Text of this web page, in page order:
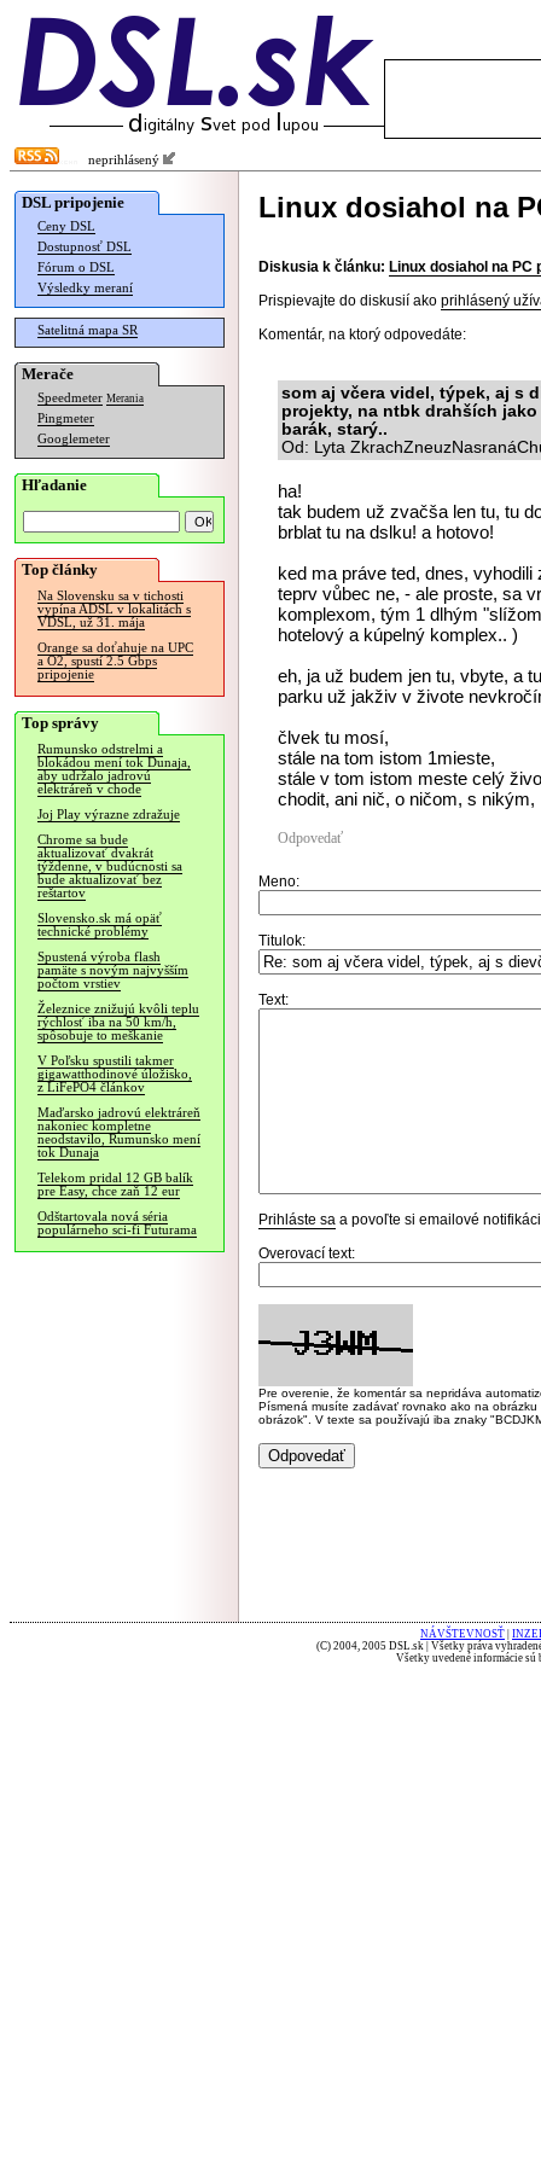
neprihlásený
DSL pripojenie
Ceny DSL
Dostupnosť DSL
Fórum o DSL
Výsledky meraní
Satelitná mapa SR
Merače
Speedmeter Merania
Pingmeter
Googlemeter
Hľadanie
Top články
Na Slovensku sa v tichosti
vypína ADSL v lokalitách s
VDSL, už 31. mája
Orange sa doťahuje na UPC
a O2, spustí 2.5 Gbps
pripojenie
Top správy
Rumunsko odstrelmi a
blokádou mení tok Dunaja,
aby udržalo jadrovú
elektráreň v chode
Joj Play výrazne zdražuje
Chrome sa bude
aktualizovať dvakrát
týždenne, v budúcnosti sa
bude aktualizovať bez
reštartov
Slovensko.sk má opäť
technické problémy
Spustená výroba flash
pamäte s novým najvyšším
počtom vrstiev
Železnice znižujú kvôli teplu
rýchlosť iba na 50 km/h,
spôsobuje to meškanie
V Poľsku spustili takmer
gigawatthodinové úložisko,
z LiFePO4 článkov
Maďarsko jadrovú elektráreň
nakoniec kompletne
neodstavilo, Rumunsko mení
tok Dunaja
Telekom pridal 12 GB balík
pre Easy, chce zaň 12 eur
Odštartovala nová séria
populárneho sci-fi Futurama
Linux dosiahol na
Diskusia k článku: Linux dosiahol na PC
Prispievajte do diskusií ako prihlásený
Komentár, na ktorý odpovedáte:
som aj včera videl, týpek, aj s
projekty, na ntbk drahších
barák, starý..
Od: Lyta
ha!
tak budem už zvačša len tu, tu
brblat tu na dslku! a hotovo!
ked ma práve ted, dnes,
teprv vůbec ne, - ale proste, sa
komplexom, tým 1 dlhým
hotelový a kúpelný komplex.. )
eh, ja už budem jen tu, vbyte, a
parku už jakživ v živote
člvek tu mosí,
stále na tom istom 1mieste,
stále v tom istom meste celý
chodit, ani nič, o ničom, s nikým,
Odpovedať
Meno:
Titulok:
Text:
Prihláste sa a povoľte si emailové
Overovací text:
Pre overenie, že komentár sa nepridáva
Písmená musíte zadávať rovnako ako na
obrázok". V texte sa používajú iba znaky
NÁVŠTEVNOSŤ
(C) 2004, 2005 DSL.sk | Všetky práva
Všetky uvedené informácie sú